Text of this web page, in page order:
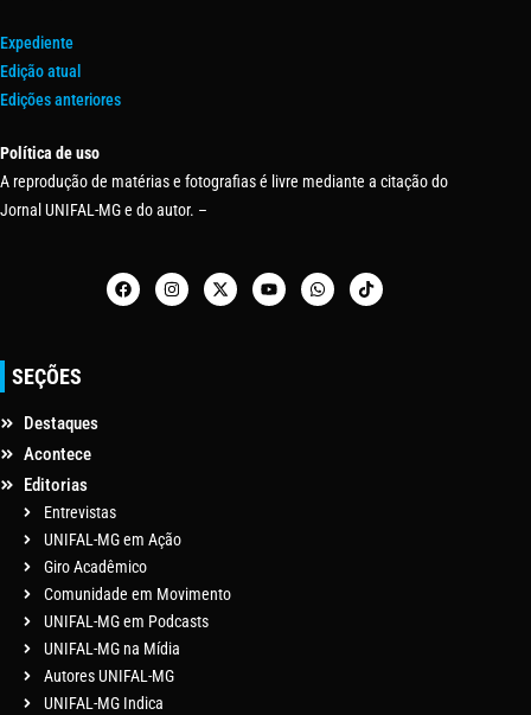
Expediente
Edição atual
Edições anteriores
Política de uso
A reprodução de matérias e fotografias é livre mediante a citação do
Jornal UNIFAL-MG e do autor. –
SEÇÕES
Destaques
Acontece
Editorias
Entrevistas
UNIFAL-MG em Ação
Giro Acadêmico
Comunidade em Movimento
UNIFAL-MG em Podcasts
UNIFAL-MG na Mídia
Autores UNIFAL-MG
UNIFAL-MG Indica